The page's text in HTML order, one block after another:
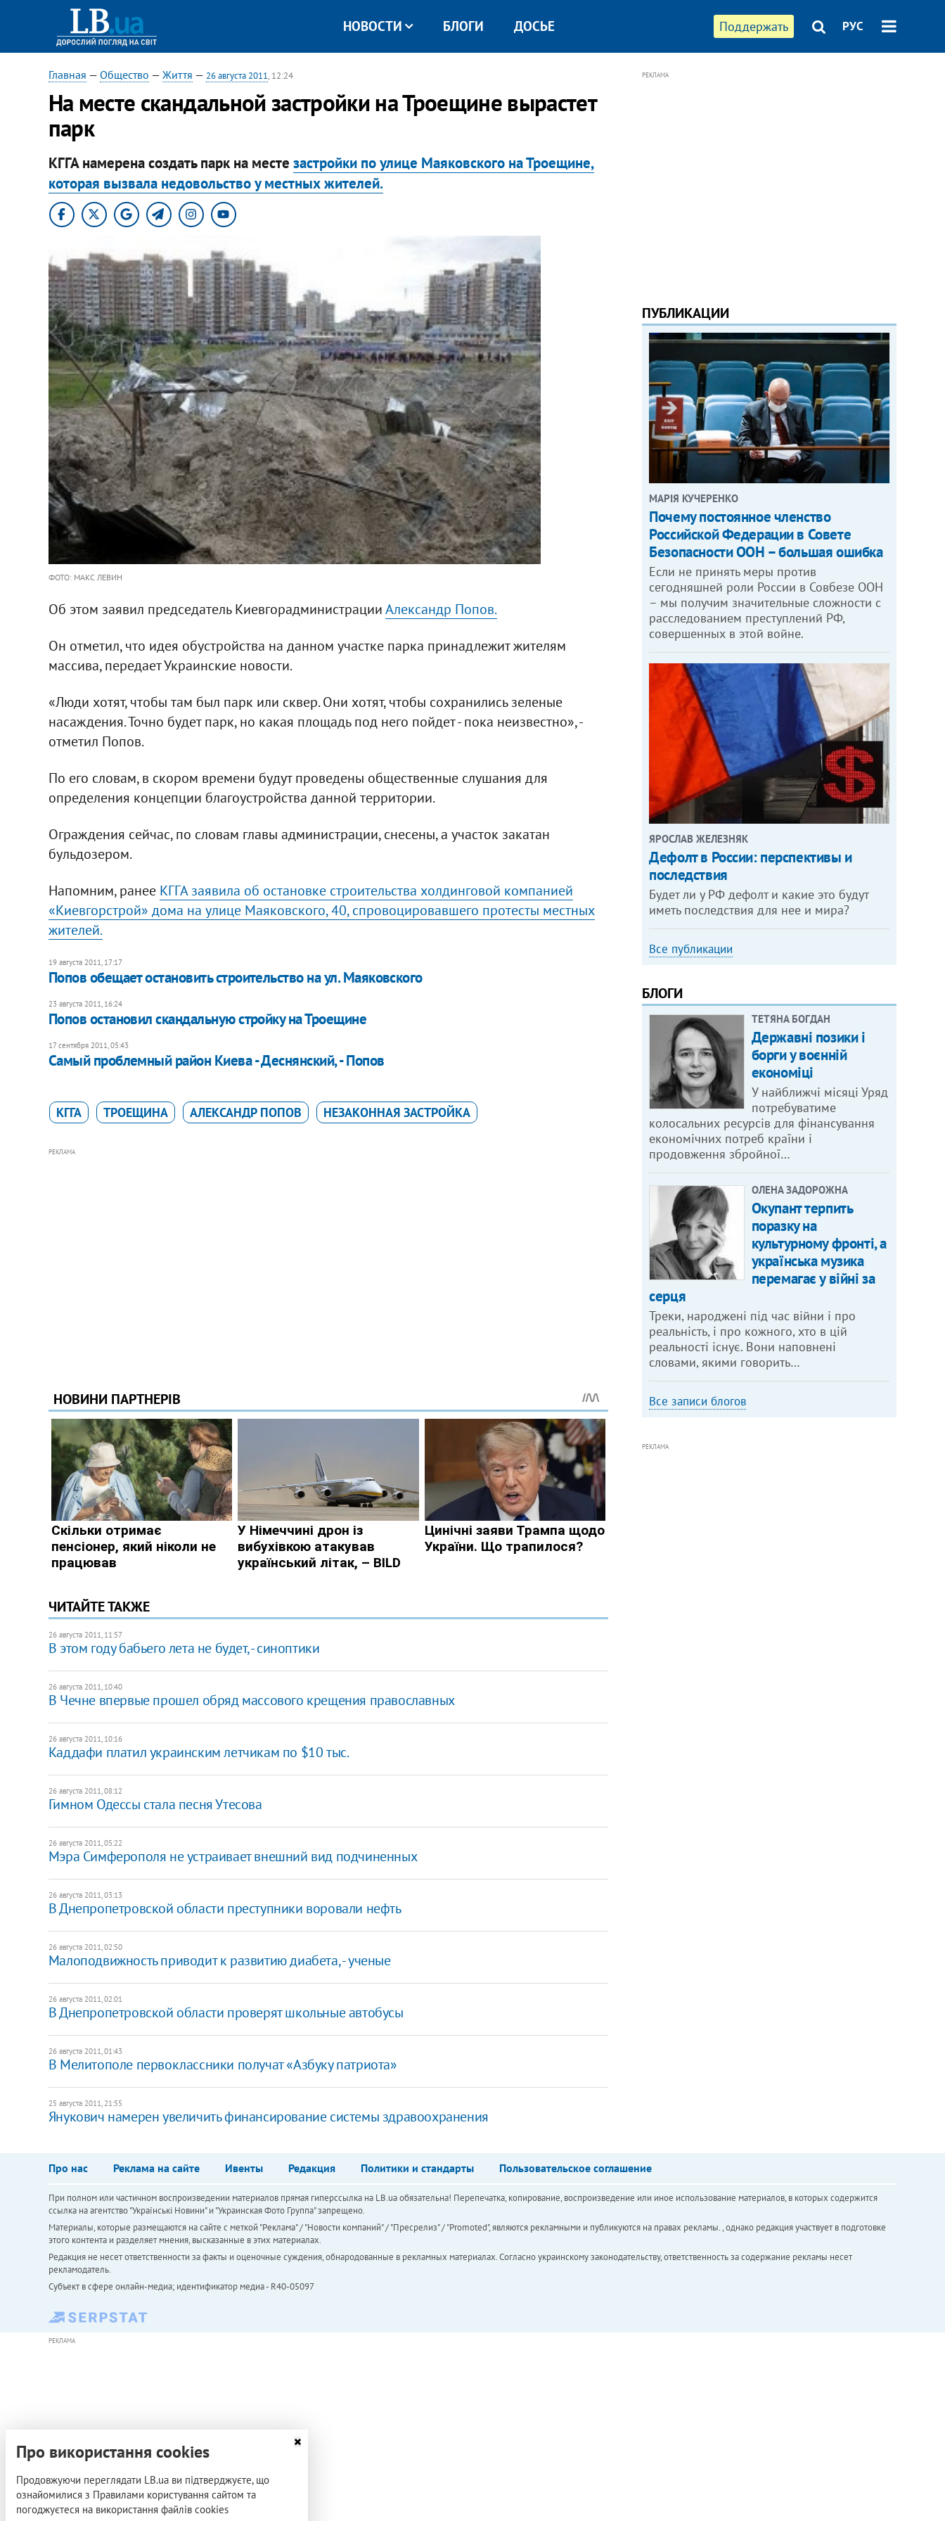
Поддержать РУС
НОВОСТИ БЛОГИ ДОСЬЕ
Главная — Общество — Життя — 26 августа 2011, 12:24
На месте скандальной застройки на Троещине вырастет
парк
КГГА намерена создать парк на месте застройки по улице Маяковского на Троещине,
которая вызвала недовольство у местных жителей.
ФОТО: МАКС ЛЕВИН
Об этом заявил председатель КиевгорадминистрацииАлександр Попов.
Он отметил, что идея обустройства на данном участке парка принадлежит жителям
массива, передает Украинские новости.
«Люди хотят, чтобы там был парк или сквер. Они хотят, чтобы сохранились зеленые
насаждения. Точно будет парк, но какая площадь под него пойдет - пока неизвестно», -
отметил Попов.
По его словам, в скором времени будут проведены общественные слушания для
определения концепции благоустройства данной территории.
Ограждения сейчас, по словам главы администрации, снесены, а участок закатан
бульдозером.
Напомним, ранее КГГА заявила об остановке строительства холдинговой компанией
«Киевгорстрой» дома на улице Маяковского, 40, спровоцировавшего протесты местных
жителей.
19 августа 2011, 17:17
Попов обещает остановить строительство на ул. Маяковского
23 августа 2011, 16:24
Попов остановил скандальную стройку на Троещине
17 сентября 2011, 05:43
Самый проблемный район Киева - Деснянский, - Попов
КГГА ТРОЕЩИНА АЛЕКСАНДР ПОПОВ НЕЗАКОННАЯ ЗАСТРОЙКА
РЕКЛАМА
ЧИТАЙТЕ ТАКЖЕ
26 августа 2011, 11:57
В этом году бабьего лета не будет, - синоптики
26 августа 2011, 10:40
В Чечне впервые прошел обряд массового крещения православных
26 августа 2011, 10:16
Каддафи платил украинским летчикам по $10 тыс.
26 августа 2011, 08:12
Гимном Одессы стала песня Утесова
26 августа 2011, 05:22
Мэра Симферополя не устраивает внешний вид подчиненных
26 августа 2011, 03:13
В Днепропетровской области преступники воровали нефть
26 августа 2011, 02:50
Малоподвижность приводит к развитию диабета, - ученые
26 августа 2011, 02:01
В Днепропетровской области проверят школьные автобусы
26 августа 2011, 01:43
​В Мелитополе первоклассники получат «Азбуку патриота»
25 августа 2011, 21:55
​Янукович намерен увеличить финансирование системы здравоохранения
РЕКЛАМА
ПУБЛИКАЦИИ
МАРІЯ КУЧЕРЕНКО
​Почему постоянное членство
Российской Федерации в Совете
Безопасности ООН – большая ошибка
Если не принять меры против
сегодняшней роли России в Совбезе ООН
– мы получим значительные сложности с
расследованием преступлений РФ,
совершенных в этой войне.
ЯРОСЛАВ ЖЕЛЕЗНЯК
Дефолт в России: перспективы и
последствия
Будет ли у РФ дефолт и какие это будут
иметь последствия для нее и мира?
Все публикации
БЛОГИ
ТЕТЯНА БОГДАН
Державні позики і
борги у воєнній
економіці
У найближчі місяці Уряд
потребуватиме
колосальних ресурсів для фінансування
економічних потреб країни і
продовження збройної…
ОЛЕНА ЗАДОРОЖНА
Окупант терпить
поразку на
культурному фронті, а
українська музика
перемагає у війні за
серця
Треки, народжені під час війни і про
реальність, і про кожного, хто в цій
реальності існує. Вони наповнені
словами, якими говорить…
Все записи блогов
РЕКЛАМА
Про нас Реклама на сайте Ивенты Редакция Политики и стандарты Пользовательское соглашение
При полном или частичном воспроизведении материалов прямая гиперссылка на LB.ua обязательна! Перепечатка, копирование, воспроизведение или иное использование материалов, в которых содержится
ссылка на агентство "Українськi Новини" и "Украинская Фото Группа" запрещено.
Материалы, которые размещаются на сайте с меткой "Реклама" / "Новости компаний" / "Пресрелиз" / "Promoted", являются рекламными и публикуются на правах рекламы. , однако редакция участвует в подготовке
этого контента и разделяет мнения, высказанные в этих материалах.
Редакция не несет ответственности за факты и оценочные суждения, обнародованные в рекламных материалах. Согласно украинскому законодательству, ответственность за содержание рекламы несет
рекламодатель.
Субъект в сфере онлайн-медиа; идентификатор медиа - R40-05097
РЕКЛАМА
Про використання cookies
Продовжуючи переглядати LB.ua ви підтверджуєте, що
ознайомилися з Правилами користування сайтом та
погоджуєтеся на використання файлів cookies